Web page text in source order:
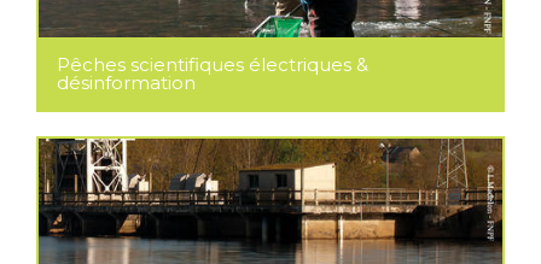
Pêches scientifiques électriques &
désinformation